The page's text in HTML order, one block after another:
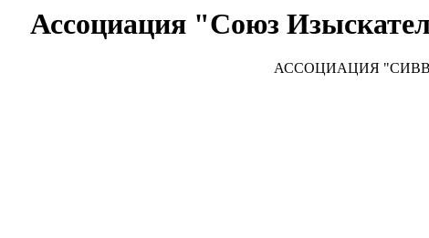
Ассоциация "Союз
АССОЦИАЦИЯ "